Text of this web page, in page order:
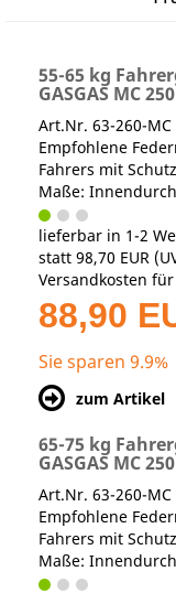
55-65 kg
GASGAS MC
Art.Nr. 63-260-MC
Empfohlene
Fahrers mit
Maße:
lieferbar in 1-2
statt 98,70 EUR (
Versandkosten
88,90
Sie sparen 9.9%
zum Artikel
65-75 kg
GASGAS MC
Art.Nr. 63-260-MC
Empfohlene
Fahrers mit
Maße: